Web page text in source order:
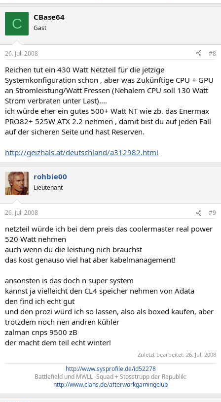
C CBase64
Gast
26. Juli 2008 #8
Reichen tut ein 430 Watt Netzteil für die jetzige
Systemkonfiguration schon , aber was Zukünftige CPU + GPU
an Stromleistung/Watt Fressen (Nehalem CPU soll 130 Watt
Strom verbraten unter Last)....
ich würde eher ein gutes 500+ Watt NT wie zb. das Enermax
PRO82+ 525W ATX 2.2 nehmen , damit bist du auf jeden Fall
auf der sicheren Seite und hast Reserven.
http://geizhals.at/deutschland/a312982.html
rohbie00
Lieutenant
26. Juli 2008 #9
netzteil würde ich bei dem preis das coolermaster real power
520 Watt nehmen
auch wenn du die leistung nich brauchst
das kost genauso viel hat aber kabelmanagement!
ansonsten is das doch n super system
kannst ja vielleicht den CL4 speicher nehmen von Adata
den find ich echt gut
und den prozi würd ich so lassen, also als boxed kaufen, aber
trotzdem noch nen andren kühler
zalman cnps 9500 zB
der macht dem teil echt winter!
Zuletzt bearbeitet: 26. Juli 2008
http://www.sysprofile.de/id52278
Battlefield und MWLL -Squad + Stosstrupp der Republik:
http://www.clans.de/afterworkgamingclub